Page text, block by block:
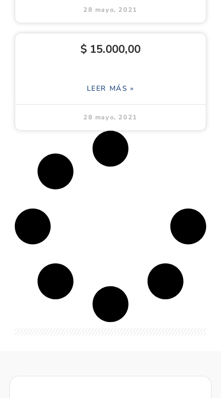
28 mayo, 2021
$ 15.000,00
LEER MÁS »
28 mayo, 2021